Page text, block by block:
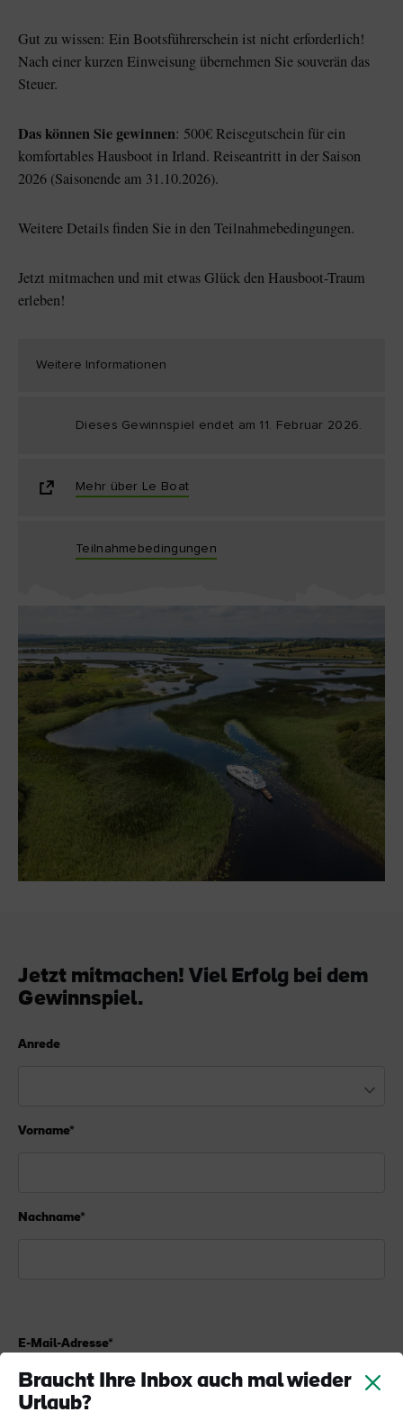
Braucht Ihre Inbox auch mal wieder
Urlaub?
Gut zu wissen: Ein Bootsführerschein ist nicht erforderlich!
Nach einer kurzen Einweisung übernehmen Sie souverän das
Steuer.
Das können Sie gewinnen: 500€ Reisegutschein für ein
komfortables Hausboot in Irland. Reiseantritt in der Saison
2026 (Saisonende am 31.10.2026).
Weitere Details finden Sie in den Teilnahmebedingungen.
Jetzt mitmachen und mit etwas Glück den Hausboot-Traum
erleben!
Weitere Informationen
Dieses Gewinnspiel endet am 11. Februar 2026.
Mehr über Le Boat
Teilnahmebedingungen
Jetzt mitmachen! Viel Erfolg bei dem
Gewinnspiel.
Anrede
Vorname*
Nachname*
E-Mail-Adresse*